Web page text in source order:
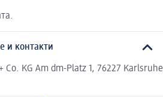
и контакти
Co. KG Am dm-Platz 1, 76227 Karlsruhe